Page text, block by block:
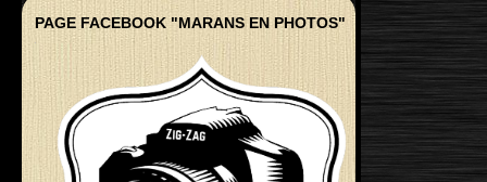
PAGE FACEBOOK "MARANS EN PHOTOS"